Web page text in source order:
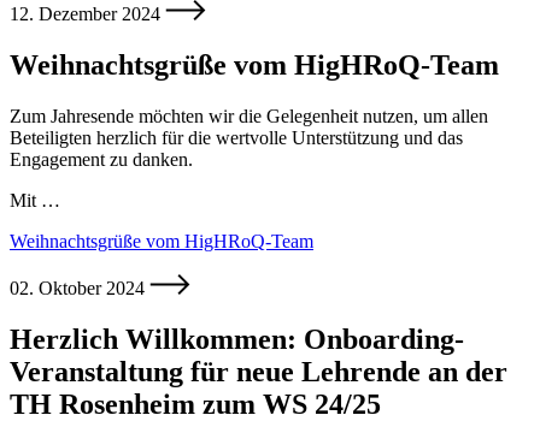
12. Dezember 2024
Weihnachtsgrüße vom HigHRoQ-Team
Zum Jahresende möchten wir die Gelegenheit nutzen, um allen
Beteiligten herzlich für die wertvolle Unterstützung und das
Engagement zu danken.
Mit …
Weihnachtsgrüße vom HigHRoQ-Team
02. Oktober 2024
Herzlich Willkommen: Onboarding-
Veranstaltung für neue Lehrende an der
TH Rosenheim zum WS 24/25